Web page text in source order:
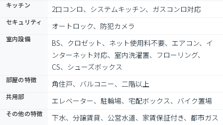
キッチン 2口コンロ、システムキッチン、ガスコンロ対応
セキュリティ オートロック、防犯カメラ
室内設備
BS、クロゼット、ネット使用料不要、エアコン、イ
ンターネット対応、室内洗濯置、フローリング、
CS、シューズボックス
部屋の特徴 角住戸、バルコニー、二階以上
共用部 エレベーター、駐輪場、宅配ボックス、バイク置場
その他の特徴
下水、分譲賃貸、公営水道、家賃保証付き、都市ガス